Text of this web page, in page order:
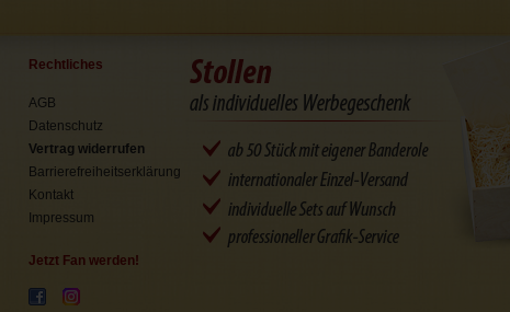
Rechtliches
AGB
Datenschutz
Vertrag widerrufen
Barrierefreiheitserklärung
Kontakt
Impressum
Jetzt Fan werden!